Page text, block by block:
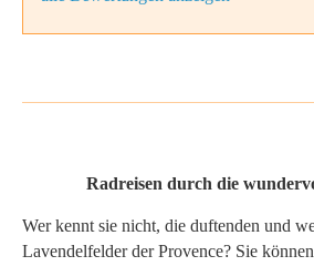
Radreisen durch die
Wer kennt sie nicht, die duftenden und
Lavendelfelder der Provence? Sie